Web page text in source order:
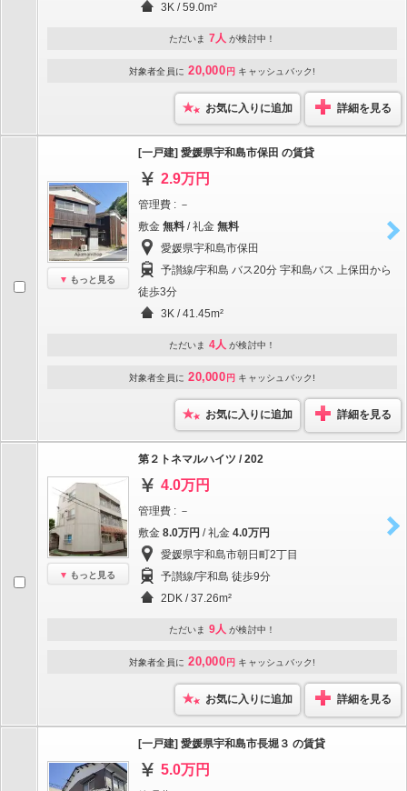
3K / 59.0m²
ただいま 7人 が検討中！
対象者全員に 20,000 円 キャッシュバック!
お気に入りに追加 詳細を見る
もっと見る
[一戸建] 愛媛県宇和島市保田 の賃貸
2.9万円
管理費 : －
敷金 無料 / 礼金 無料
愛媛県宇和島市保田
予讃線/宇和島 バス20分 宇和島バス 上保田から
徒歩3分
3K / 41.45m²
ただいま 4人 が検討中！
対象者全員に 20,000 円 キャッシュバック!
お気に入りに追加 詳細を見る
もっと見る
第２トネマルハイツ / 202
4.0万円
管理費 : －
敷金 8.0万円 / 礼金 4.0万円
愛媛県宇和島市朝日町2丁目
予讃線/宇和島 徒歩9分
2DK / 37.26m²
ただいま 9人 が検討中！
対象者全員に 20,000 円 キャッシュバック!
お気に入りに追加 詳細を見る
[一戸建] 愛媛県宇和島市長堀３ の賃貸
5.0万円